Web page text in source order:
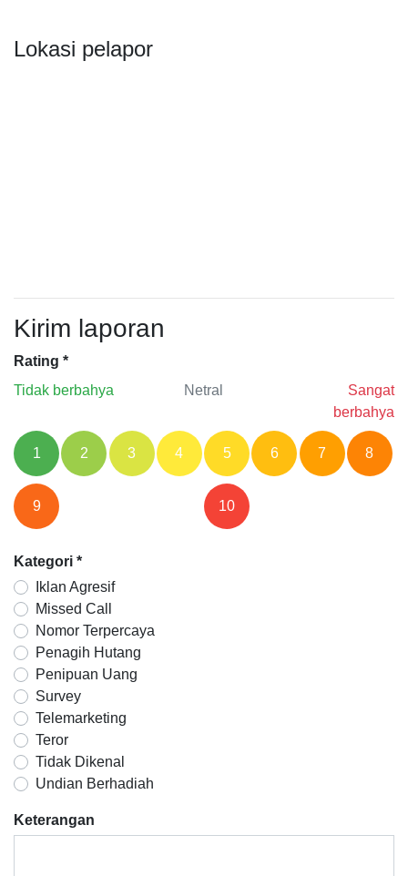
Lokasi pelapor
Kirim laporan
Rating *
Tidak berbahya
Netral
Sangat
berbahya
1 2 3 4 5 6 7 8
9 10
Kategori *
Iklan Agresif
Missed Call
Nomor Terpercaya
Penagih Hutang
Penipuan Uang
Survey
Telemarketing
Teror
Tidak Dikenal
Undian Berhadiah
Keterangan